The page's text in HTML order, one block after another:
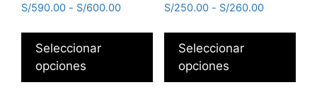
S/590.00 - S/600.00
Seleccionar
opciones
S/250.00 - S/260.00
Seleccionar
opciones